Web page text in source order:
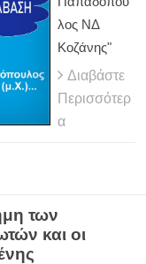
λος ΝΔ
Κοζάνης"
Διαβάστε
Περισσότερ
α
των
και οι